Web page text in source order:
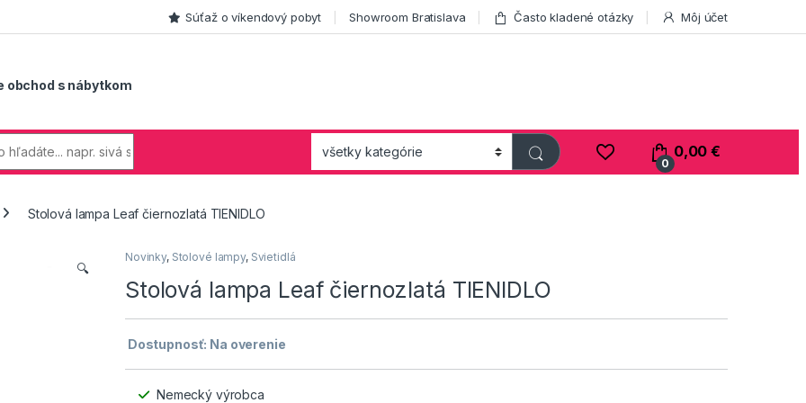
Súťaž o víkendový pobyt Showroom Bratislava Často kladené otázky Môj účet
obchod s nábytkom
0
0,00€
Stolová lampa Leaf čiernozlatá TIENIDLO
🔍
Novinky, Stolové lampy, Svietidlá
Stolová lampa Leaf čiernozlatá TIENIDLO
Dostupnosť: Na overenie
Nemecký výrobca